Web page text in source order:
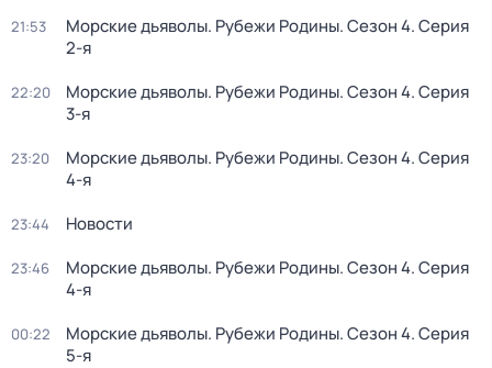
21:53 Морские дьяволы. Рубежи Родины. Сезон 4. Серия
2-я
22:20 Морские дьяволы. Рубежи Родины. Сезон 4. Серия
3-я
23:20 Морские дьяволы. Рубежи Родины. Сезон 4. Серия
4-я
23:44 Новости
23:46 Морские дьяволы. Рубежи Родины. Сезон 4. Серия
4-я
00:22 Морские дьяволы. Рубежи Родины. Сезон 4. Серия
5-я